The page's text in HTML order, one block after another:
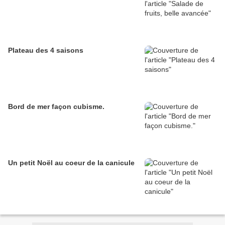
Plateau des 4 saisons
Bord de mer façon cubisme.
Un petit Noël au coeur de la canicule